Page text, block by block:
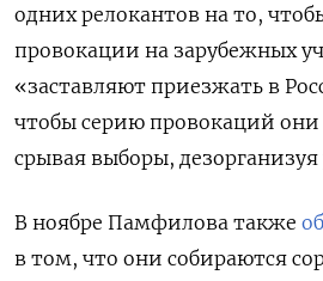
одних релокантов на то,
провокации на зарубежных
«заставляют приезжать в
чтобы серию провокаций они
срывая выборы,
В ноябре Памфилова также
в том, что они собираются